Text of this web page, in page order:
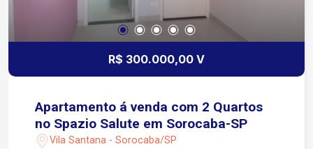
R$ 300.000,00 V
Apartamento á venda com 2 Quartos
no Spazio Salute em Sorocaba-SP
Vila Santana - Sorocaba/SP